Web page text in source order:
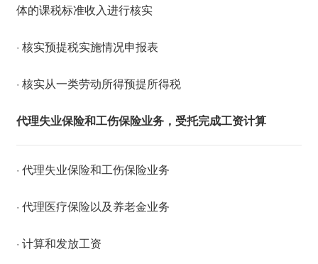
体的课税标准收入进行核实
· 核实预提税实施情况申报表
· 核实从一类劳动所得预提所得税
代理失业保险和工伤保险业务，受托完成工资计算
· 代理失业保险和工伤保险业务
· 代理医疗保险以及养老金业务
· 计算和发放工资